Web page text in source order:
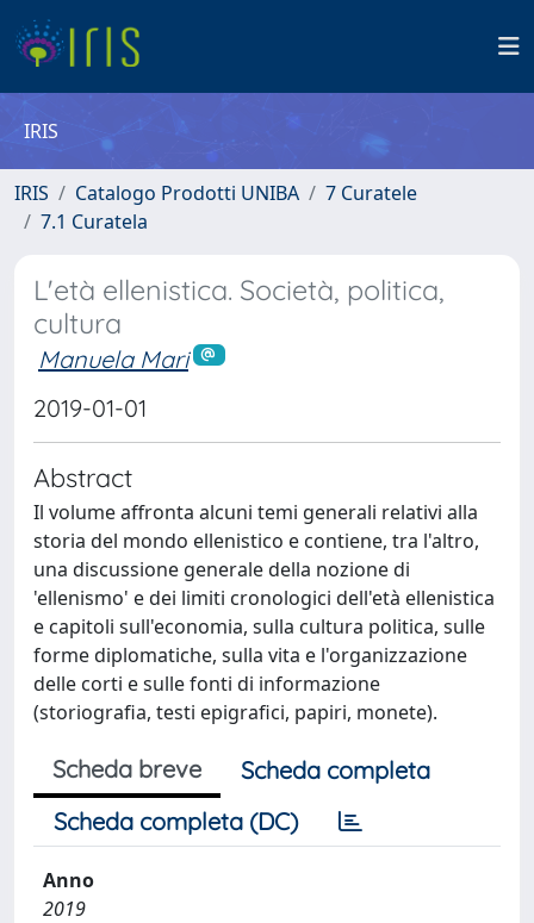
IRIS
IRIS Catalogo Prodotti UNIBA
7 Curatele
7.1 Curatela
L'età ellenistica. Società, politica,
cultura
Manuela Mari
2019-01-01
Abstract
Il volume affronta alcuni temi generali relativi alla
storia del mondo ellenistico e contiene, tra l'altro,
una discussione generale della nozione di
'ellenismo' e dei limiti cronologici dell'età ellenistica
e capitoli sull'economia, sulla cultura politica, sulle
forme diplomatiche, sulla vita e l'organizzazione
delle corti e sulle fonti di informazione
(storiografia, testi epigrafici, papiri, monete).
Scheda breve
Scheda completa
Scheda completa (DC)
Anno
2019